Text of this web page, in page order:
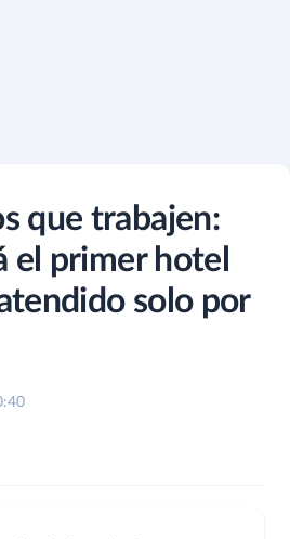
que trabajen:
el primer hotel
solo por